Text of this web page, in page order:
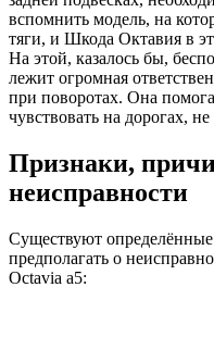
вспомнить модель, на
тяги, и Шкода Октавия в
На этой, казалось бы,
лежит огромная
при поворотах. Она
чувствовать на дорогах,
Признаки,
неисправности
Существуют
предполагать о
Octavia a5: